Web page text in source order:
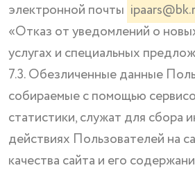
электронной почты
«Отказ от уведомлений о
услугах и специальных
7.3. Обезличенные данные
собираемые с помощью
статистики, служат для сбора
действиях Пользователей на
качества сайта и его